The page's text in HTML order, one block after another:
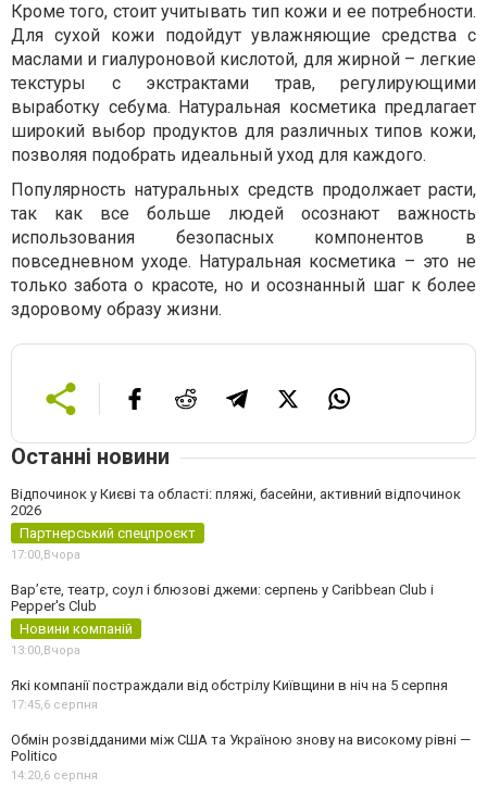
Кроме того, стоит учитывать тип кожи и ее потребности.
Для сухой кожи подойдут увлажняющие средства с
маслами и гиалуроновой кислотой, для жирной – легкие
текстуры с экстрактами трав, регулирующими
выработку себума. Натуральная косметика предлагает
широкий выбор продуктов для различных типов кожи,
позволяя подобрать идеальный уход для каждого.
Популярность натуральных средств продолжает расти,
так как все больше людей осознают важность
использования безопасных компонентов в
повседневном уходе. Натуральная косметика – это не
только забота о красоте, но и осознанный шаг к более
здоровому образу жизни.
Останні новини
Відпочинок у Києві та області: пляжі, басейни, активний відпочинок
2026
Партнерський спецпроєкт
17:00,Вчора
Вар’єте, театр, соул і блюзові джеми: серпень у Caribbean Club і
Pepper's Club
Новини компаній
13:00,Вчора
Які компанії постраждали від обстрілу Київщини в ніч на 5 серпня
17:45,6 серпня
Обмін розвідданими між США та Україною знову на високому рівні —
Politico
14:20,6 серпня